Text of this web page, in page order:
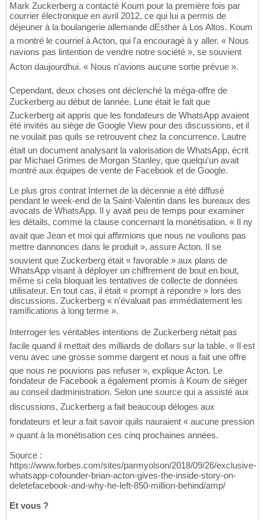
Mark Zuckerberg a contacté Koum pour la première fois par
courrier électronique en avril 2012, ce qui lui a permis de
déjeuner à la boulangerie allemande dEsther à Los Altos. Koum
a montré le courriel à Acton, qui l'a encouragé à y aller. « Nous
navions pas lintention de vendre notre société », se souvient
Acton daujourdhui. « Nous n'avions aucune sortie prévue ».
Cependant, deux choses ont déclenché la méga-offre de
Zuckerberg au début de lannée. Lune était le fait que
Zuckerberg ait appris que les fondateurs de WhatsApp avaient
été invités au siège de Google View pour des discussions, et il
ne voulait pas quils se retrouvent chez la concurrence. Lautre
était un document analysant la valorisation de WhatsApp, écrit
par Michael Grimes de Morgan Stanley, que quelqu'un avait
montré aux équipes de vente de Facebook et de Google.
Le plus gros contrat Internet de la décennie a été diffusé
pendant le week-end de la Saint-Valentin dans les bureaux des
avocats de WhatsApp. Il y avait peu de temps pour examiner
les détails, comme la clause concernant la monétisation. « Il ny
avait que Jean et moi qui affirmions que nous ne voulions pas
mettre dannonces dans le produit », assure Acton. Il se
souvient que Zuckerberg était « favorable » aux plans de
WhatsApp visant à déployer un chiffrement de bout en bout,
même si cela bloquait les tentatives de collecte de données
utilisateur. En tout cas, il était « prompt à répondre » lors des
discussions. Zuckerberg « n'évaluait pas immédiatement les
ramifications à long terme ».
Interroger les véritables intentions de Zuckerberg nétait pas
facile quand il mettait des milliards de dollars sur la table. « Il est
venu avec une grosse somme dargent et nous a fait une offre
que nous ne pouvions pas refuser », explique Acton. Le
fondateur de Facebook a également promis à Koum de siéger
au conseil dadministration. Selon une source qui a assisté aux
discussions, Zuckerberg a fait beaucoup déloges aux
fondateurs et leur a fait savoir quils nauraient « aucune pression
» quant à la monétisation ces cinq prochaines années.
Source :
https://www.forbes.com/sites/parmyolson/2018/09/26/exclusive-
whatsapp-cofounder-brian-acton-gives-the-inside-story-on-
deletefacebook-and-why-he-left-850-million-behind/amp/
Et vous ?